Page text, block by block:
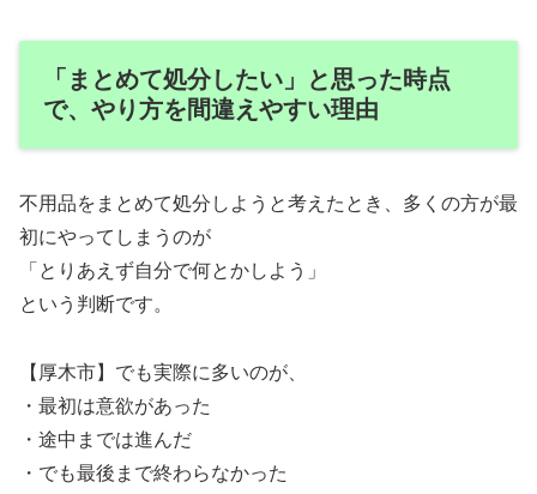
「まとめて処分したい」と思った時点
で、やり方を間違えやすい理由
不用品をまとめて処分しようと考えたとき、多くの方が最
初にやってしまうのが
「とりあえず自分で何とかしよう」
という判断です。
【厚木市】でも実際に多いのが、
・最初は意欲があった
・途中までは進んだ
・でも最後まで終わらなかった